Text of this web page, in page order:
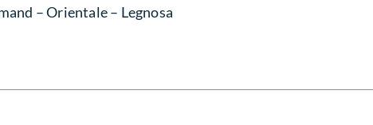
– Orientale – Legnosa